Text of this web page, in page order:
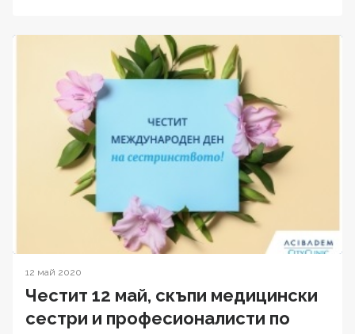
12 май 2020
Честит 12 май, скъпи медицински
сестри и професионалисти по